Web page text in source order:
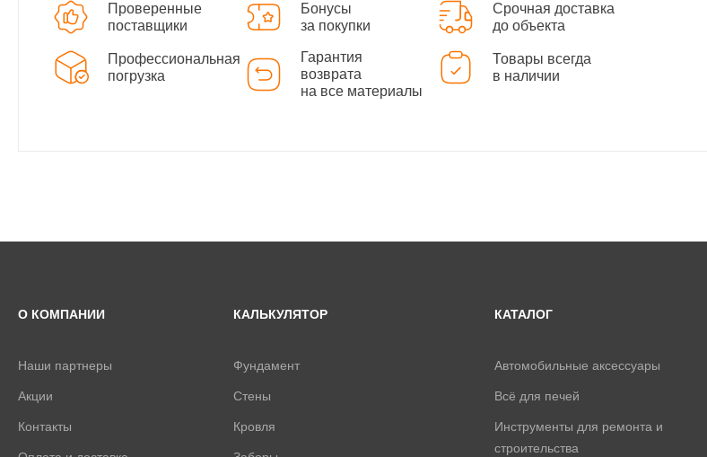
Проверенные
поставщики
Бонусы
за покупки
Срочная доставка
до объекта
Профессиональная
погрузка
Гарантия
возврата
на все материалы
Товары всегда
в наличии
О КОМПАНИИ
Наши партнеры
Акции
Контакты
КАЛЬКУЛЯТОР
Фундамент
Стены
Кровля
КАТАЛОГ
Автомобильные аксессуары
Всё для печей
Инструменты для ремонта и
строительства